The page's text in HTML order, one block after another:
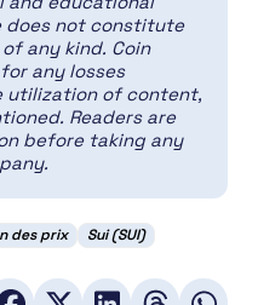
does not constitute
any kind. Coin
any losses
utilization of content,
Readers are
before taking any
des prix Sui (SUI)